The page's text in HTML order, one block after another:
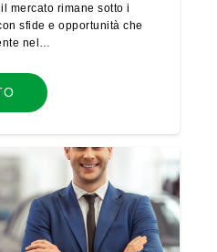
mercato rimane sotto i
sfide e opportunità che
nel…